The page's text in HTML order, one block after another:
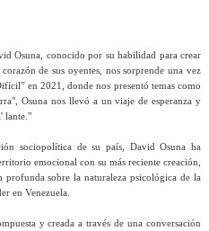
Osuna, conocido por su habilidad para crear
de sus oyentes, nos sorprende una vez
en 2021, donde nos presentó temas como
Osuna nos llevó a un viaje de esperanza y
lante."
sociopolítica de su país, David Osuna ha
emocional con su más reciente creación,
sobre la naturaleza psicológica de la
en Venezuela.
y creada a través de una conversación